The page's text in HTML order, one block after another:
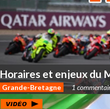
Horaires et enjeux du
Grande-Bretagne 1